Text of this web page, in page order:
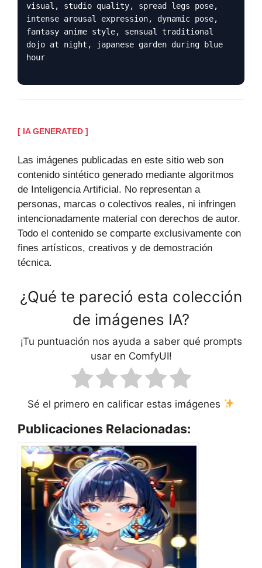
visual, studio quality, spread legs pose,
intense arousal expression, dynamic pose,
fantasy anime style, sensual traditional
dojo at night, japanese garden during blue
hour
[ IA GENERATED ]
Las imágenes publicadas en este sitio web son
contenido sintético generado mediante algoritmos
de Inteligencia Artificial. No representan a
personas, marcas o colectivos reales, ni infringen
intencionadamente material con derechos de autor.
Todo el contenido se comparte exclusivamente con
fines artísticos, creativos y de demostración
técnica.
¿Qué te pareció esta colección
de imágenes IA?
¡Tu puntuación nos ayuda a saber qué prompts
usar en ComfyUI!
Sé el primero en calificar estas imágenes
Publicaciones Relacionadas: